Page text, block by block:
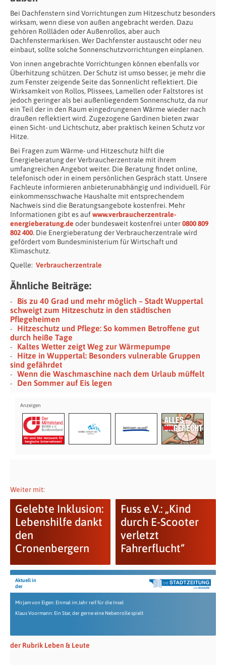
Bei Dachfenstern sind Vorrichtungen zum Hitzeschutz besonders
wirksam, wenn diese von außen angebracht werden. Dazu
gehören Rollläden oder Außenrollos, aber auch
Dachfenstermarkisen. Wer Dachfenster austauscht oder neu
einbaut, sollte solche Sonnenschutzvorrichtungen einplanen.
Von innen angebrachte Vorrichtungen können ebenfalls vor
Überhitzung schützen. Der Schutz ist umso besser, je mehr die
zum Fenster zeigende Seite das Sonnenlicht reflektiert. Die
Wirksamkeit von Rollos, Plissees, Lamellen oder Faltstores ist
jedoch geringer als bei außenliegendem Sonnenschutz, da nur
ein Teil der in den Raum eingedrungenen Wärme wieder nach
draußen reflektiert wird. Zugezogene Gardinen bieten zwar
einen Sicht- und Lichtschutz, aber praktisch keinen Schutz vor
Hitze.
Bei Fragen zum Wärme- und Hitzeschutz hilft die
Energieberatung der Verbraucherzentrale mit ihrem
umfangreichen Angebot weiter. Die Beratung findet online,
telefonisch oder in einem persönlichen Gespräch statt. Unsere
Fachleute informieren anbieterunabhängig und individuell. Für
einkommensschwache Haushalte mit entsprechendem
Nachweis sind die Beratungsangebote kostenfrei. Mehr
Informationen gibt es auf www.verbraucherzentrale-
energieberatung.de oder bundesweit kostenfrei unter0800 809
802 400. Die Energieberatung der Verbraucherzentrale wird
gefördert vom Bundesministerium für Wirtschaft und
Klimaschutz.
Quelle: Verbraucherzentrale
Ähnliche Beiträge:
Bis zu 40 Grad und mehr möglich – Stadt Wuppertal
schweigt zum Hitzeschutz in den städtischen
Pflegeheimen
Hitzeschutz und Pflege: So kommen Betroffene gut
durch heiße Tage
Kaltes Wetter zeigt Weg zur Wärmepumpe
Hitze in Wuppertal: Besonders vulnerable Gruppen
sind gefährdet
Wenn die Waschmaschine nach dem Urlaub müffelt
Den Sommer auf Eis legen
Weiter mit:
Gelebte Inklusion:
Lebenshilfe dankt
den
Cronenbergern
Fuss e.V.: „Kind
durch E-Scooter
verletzt
Fahrerflucht“
Aktuell in
der
Mirjam von Eigen: Einmal im Jahr reif für die Insel
Klaus Voormann: Ein Star, der gerne eine Nebenrolle spielt
der Rubrik Leben & Leute